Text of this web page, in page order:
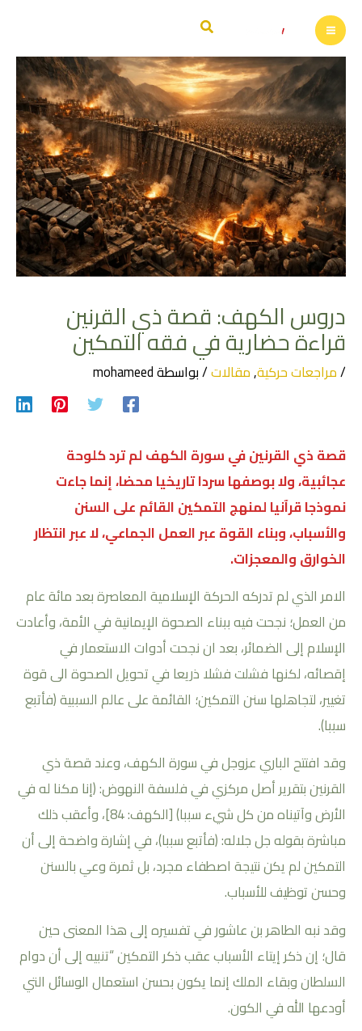
تخطي
إلى
المحتوى
البحث
دروس الكهف: قصة ذي القرنين
قراءة حضارية في فقه التمكين
/مراجعات حركية,مقالات/ بواسطةmohameed
قصة ذي القرنين في سورة الكهف لم ترد كلوحة
عجائبية، ولا بوصفها سردا تاريخيا محضا، إنما جاءت
نموذجا قرآنيا لمنهج التمكين القائم على السنن
والأسباب، وبناء القوة عبر العمل الجماعي، لا عبر انتظار
الخوارق والمعجزات.
الامر الذي لم تدركه الحركة الإسلامية المعاصرة بعد مائة عام
من العمل؛ نجحت فيه ببناء الصحوة الإيمانية في الأمة، وأعادت
الإسلام إلى الضمائر، بعد ان نجحت أدوات الاستعمار في
إقصائه، لكنها فشلت فشلا ذريعا في تحويل الصحوة الى قوة
تغيير، لتجاهلها سنن التمكين؛ القائمة على عالم السببية (فأتبع
سببا).
وقد افتتح الباري عزوجل في سورة الكهف، وعند قصة ذي
القرنين بتقرير أصل مركزي في فلسفة النهوض: (إنا مكنا له في
الأرض وآتيناه من كل شيء سببا) [الكهف: 84]، وأعقب ذلك
مباشرة بقوله جل جلاله: (فأتبع سببا)، في إشارة واضحة إلى أن
التمكين لم يكن نتيجة اصطفاء مجرد، بل ثمرة وعي بالسنن
وحسن توظيف للأسباب.
وقد نبه الطاهر بن عاشور في تفسيره إلى هذا المعنى حين
قال؛ إن ذكر إيتاء الأسباب عقب ذكر التمكين “تنبيه إلى أن دوام
السلطان وبقاء الملك إنما يكون بحسن استعمال الوسائل التي
أودعها الله في الكون.